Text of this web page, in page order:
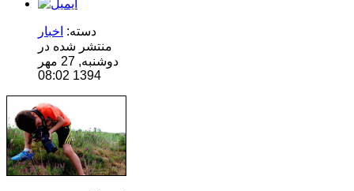
دسته: اخبار
منتشر شده در
دوشنبه, 27 مهر
1394 08:02